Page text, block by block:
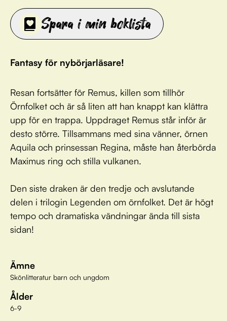
Spara i min boklista
Fantasy för nybörjarläsare!
Resan fortsätter för Remus, killen som tillhör
Örnfolket och är så liten att han knappt kan klättra
upp för en trappa. Uppdraget Remus står inför är
desto större. Tillsammans med sina vänner, örnen
Aquila och prinsessan Regina, måste han återbörda
Maximus ring och stilla vulkanen.
Den siste draken är den tredje och avslutande
delen i trilogin Legenden om örnfolket. Det är högt
tempo och dramatiska vändningar ända till sista
sidan!
Ämne
Skönlitteratur barn och ungdom
Ålder
6-9